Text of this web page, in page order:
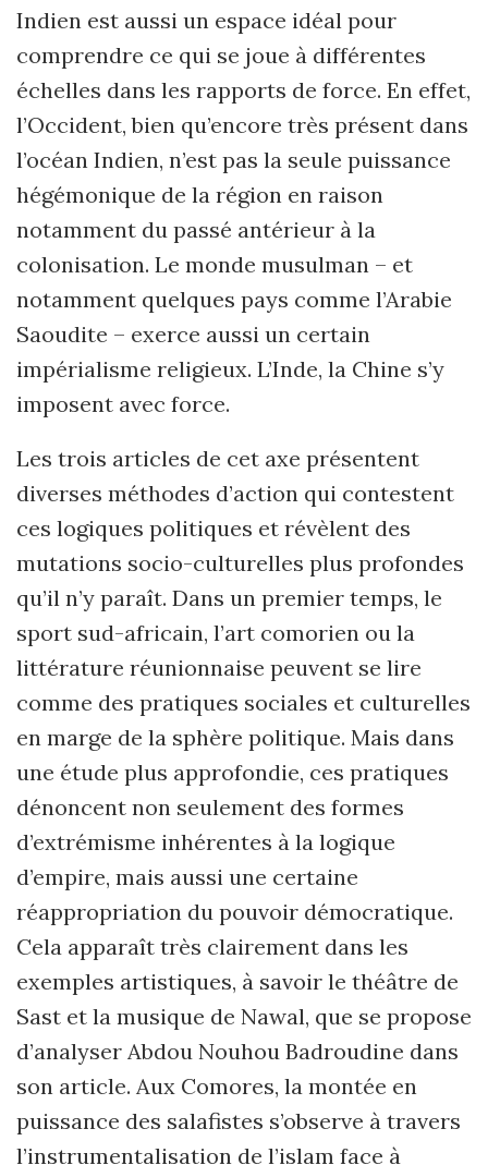
Indien est aussi un espace idéal pour
comprendre ce qui se joue à différentes
échelles dans les rapports de force. En effet,
l’Occident, bien qu’encore très présent dans
l’océan Indien, n’est pas la seule puissance
hégémonique de la région en raison
notamment du passé antérieur à la
colonisation. Le monde musulman – et
notamment quelques pays comme l’Arabie
Saoudite – exerce aussi un certain
impérialisme religieux. L’Inde, la Chine s’y
imposent avec force.
Les trois articles de cet axe présentent
diverses méthodes d’action qui contestent
ces logiques politiques et révèlent des
mutations socio-culturelles plus profondes
qu’il n’y paraît. Dans un premier temps, le
sport sud-africain, l’art como­rien ou la
littérature réunionnaise peuvent se lire
comme des pratiques sociales et culturelles
en marge de la sphère politique. Mais dans
une étude plus approfondie, ces pratiques
dénoncent non seulement des formes
d’extrémisme inhérentes à la logique
d’empire, mais aussi une certaine
réappropriation du pouvoir démocratique.
Cela apparaît très clairement dans les
exemples artistiques, à savoir le théâtre de
Sast et la musique de Nawal, que se propose
d’analyser Abdou Nouhou Badroudine dans
son article. Aux Comores, la montée en
puissance des salafistes s’observe à travers
l’instrumentalisation de l’islam face à